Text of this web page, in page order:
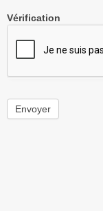
Vérification
Envoyer